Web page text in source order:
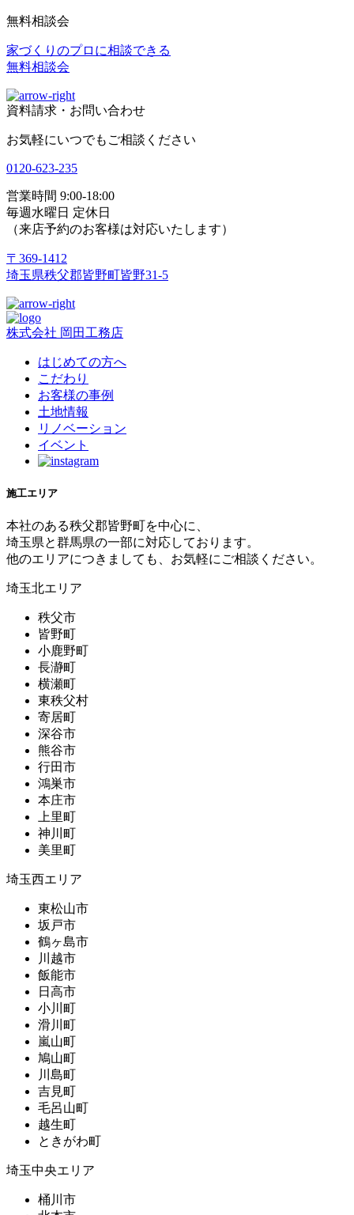
無料相談会
家づくりのプロに相談できる
無料相談会
資料請求・お問い合わせ
お気軽にいつでもご相談ください
0120-623-235
営業時間 9:00-18:00
毎週水曜日 定休日
（来店予約のお客様は対応いたします）
〒369-1412
埼玉県秩父郡皆野町皆野31-5
株式会社 岡田工務店
はじめての方へ
こだわり
お客様の事例
土地情報
リノベーション
イベント
施工エリア
本社のある秩父郡皆野町を中心に、
埼玉県と群馬県の一部に対応しております。
他のエリアにつきましても、お気軽にご相談ください。
埼玉北エリア
秩父市
皆野町
小鹿野町
長瀞町
横瀬町
東秩父村
寄居町
深谷市
熊谷市
行田市
鴻巣市
本庄市
上里町
神川町
美里町
埼玉西エリア
東松山市
坂戸市
鶴ヶ島市
川越市
飯能市
日高市
小川町
滑川町
嵐山町
鳩山町
川島町
吉見町
毛呂山町
越生町
ときがわ町
埼玉中央エリア
桶川市